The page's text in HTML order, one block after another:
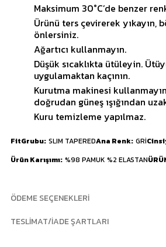
Maksimum 30°C’de benzer
Ürünü ters çevirerek yıkayın,
önlersiniz.
Ağartıcı kullanmayın.
Düşük sıcaklıkta ütüleyin.
uygulamaktan kaçının.
Kurutma makinesi
doğrudan güneş ışığından
Kuru temizleme yapılmaz.
FitGrubu SLIM TAPEREDAna Renk GRİ
Ürün Karışımı %98 PAMUK %2 ELASTAN
ÖDEME SEÇENEKLERI
TESLIMAT/İADE ŞARTLARI